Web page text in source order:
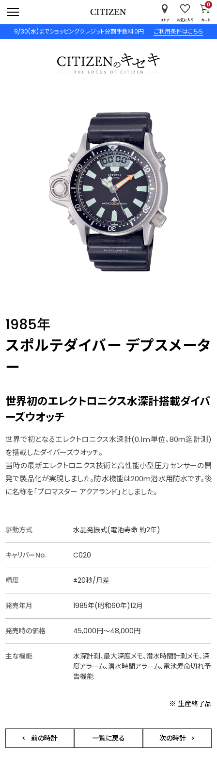
9/30(水)までショッピングクレジット分割手数料０円 ご利用条件はこちら
ストア お気に入り カート
0
1985年
スポルテダイバー デプスメータ
ー
世界初のエレクトロニクス水深計搭載ダイバ
ーズウオッチ
世界で初となるエレクトロニクス水深計(0.1m単位、80m迄計測)
を搭載したダイバーズウオッチ。
当時の最新エレクトロニクス技術と高性能小型圧力センサーの開
発で製品化が実現しました。防水機能は200m潜水用防水です。後
に名称を「プロマスター アクアランド」としました。
駆動方式 水晶発振式(電池寿命 約2年)
キャリバーNo. C020
精度 ±20秒/月差
発売年月 1985年(昭和60年)12月
発売時の価格 45,000円〜48,000円
主な機能
水深計測、最大深度メモ、潜水時間計測メモ、深
度アラーム、潜水時間アラーム、電池寿命切れ予
告機能
※ 生産終了品
前の時計 一覧に戻る 次の時計